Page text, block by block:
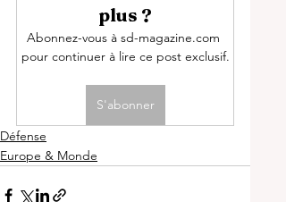
plus ?
Abonnez-vous à sd-magazine.com
pour continuer à lire ce post exclusif.
S'abonner
Défense
Europe & Monde